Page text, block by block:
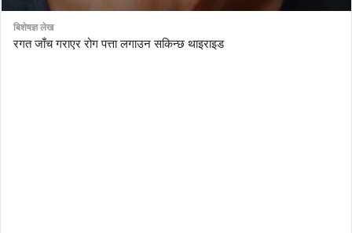
बिशेषज्ञ लेख
रगत जाँच गराएर रोग पत्ता लगाउन सकिन्छ थाइराइड